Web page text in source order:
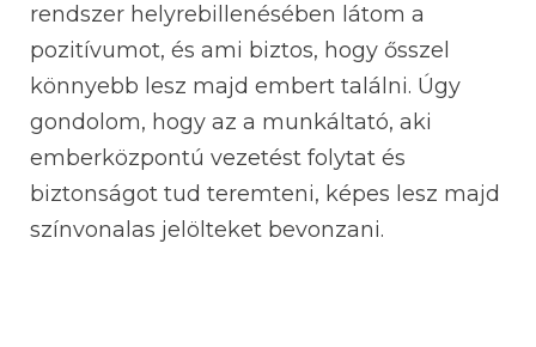
rendszer helyrebillenésében látom a
pozitívumot, és ami biztos, hogy ősszel
könnyebb lesz majd embert találni. Úgy
gondolom, hogy az a munkáltató, aki
emberközpontú vezetést folytat és
biztonságot tud teremteni, képes lesz majd
színvonalas jelölteket bevonzani.